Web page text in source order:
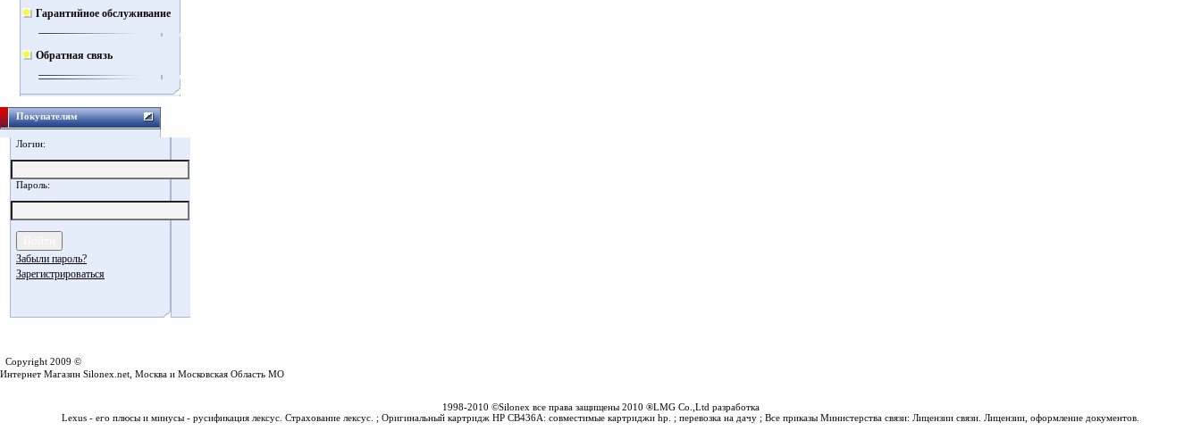
Гарантийное обслуживание
Обратная связь
Покупателям
Логин:
Пароль:
Забыли пароль?
Зарегистрироваться
Copyright 2009 ©
Интернет Магазин Silonex.net, Москва и Московская Область МО
1998-2010 ©Silonex все права защищены 2010 ®LMG Co.,Ltd разработка
Lexus - его плюсы и минусы - русификация лексус. Страхование лексус. ; Оригинальный картридж HP CB436A: совместимые картриджи hp. ; перевозка на дачу ; Все приказы Министерства связи: Лицензии связи. Лицензии, оформление документов.